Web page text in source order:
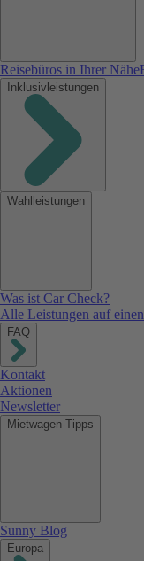
Reisebüros in Ihrer Nähe
Inklusivleistungen
Wahlleistungen
Was ist Car Check?
Alle Leistungen auf
FAQ
Kontakt
Aktionen
Newsletter
Mietwagen-Tipps
Sunny Blog
Europa